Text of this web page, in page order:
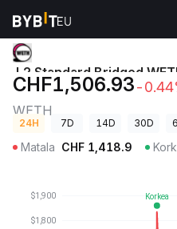
Kryptohinnat L2 Standard
L2 Standard Bridged
hinta
WETH
CHF1,506.93-
24H 7D 14D 30D
Matala CHF 1,418.9